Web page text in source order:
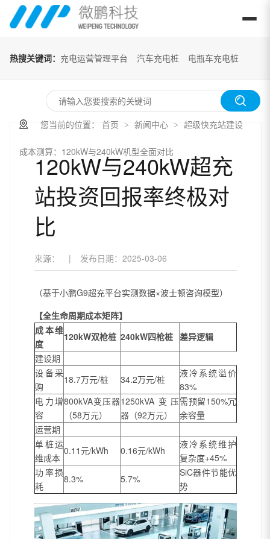
热搜关键词： 充电运营管理平台 汽车充电桩 电瓶车充电桩
您当前的位置： 首页 > 新闻中心 > 超级快充站建设
成本测算：120kW与240kW机型全面对比
120kW与240kW超充
站投资回报率终极对
比
来源： | 发布日期： 2025-03-06
（基于小鹏G9超充平台实测数据×波士顿咨询模型）
【全生命周期成本矩阵】
成本维
度
120kW双枪桩 240kW四枪桩 差异逻辑
建设期
设备采
购
18.7万元/桩 34.2万元/桩
液冷系统溢价
83%
电力增
容
800kVA变压器
（58万元）
1250kVA变压
器（92万元）
需预留150%冗
余容量
运营期
单桩运
维成本
0.11元/kWh 0.16元/kWh
液冷系统维护
复杂度+45%
功率损
耗
8.3% 5.7%
SiC器件节能优
势